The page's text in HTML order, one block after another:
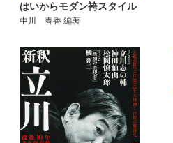
はいからモダン袴スタイル
中川 春香 編著